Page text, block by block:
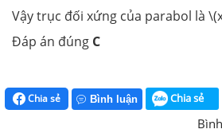
Vậy trục đối xứng của parabol là
Đáp án đúng C
Chia sẻ Bình luận Chia sẻ